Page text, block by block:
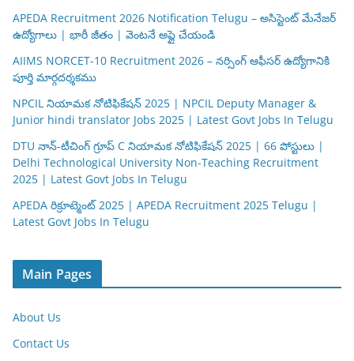
APEDA Recruitment 2026 Notification Telugu – అసిస్టెంట్ మేనేజర్
ఉద్యోగాలు | భారీ జీతం | వెంటనే అప్లై చేయండి
AIIMS NORCET-10 Recruitment 2026 – నర్సింగ్ ఆఫీసర్ ఉద్యోగానికి
పూర్తి మార్గదర్శకము
NPCIL నియామక నోటిఫికేషన్ 2025 | NPCIL Deputy Manager &
Junior hindi translator Jobs 2025 | Latest Govt Jobs In Telugu
DTU నాన్-టీచింగ్ గ్రూప్ C నియామక నోటిఫికేషన్ 2025 | 66 పోస్టులు |
Delhi Technological University Non-Teaching Recruitment
2025 | Latest Govt Jobs In Telugu
APEDA రిక్రూట్మెంట్ 2025 | APEDA Recruitment 2025 Telugu |
Latest Govt Jobs In Telugu
Main Pages
About Us
Contact Us